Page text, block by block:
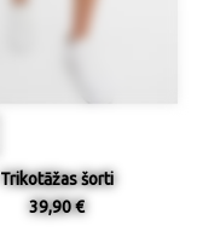
Trikotāžas šorti
39,90 €